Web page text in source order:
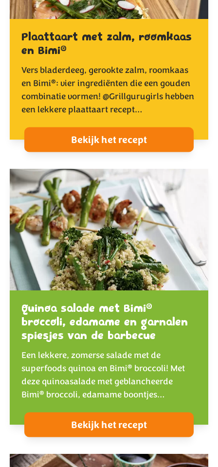
Plaattaart met zalm, roomkaas
en Bimi®
Vers bladerdeeg, gerookte zalm, roomkaas
en Bimi®: vier ingrediënten die een gouden
combinatie vormen! @Grillgurugirls hebben
een lekkere plaattaart recept…
Bekijk het recept
Quinoa salade met Bimi®
broccoli, edamame en garnalen
spiesjes van de barbecue
Een lekkere, zomerse salade met de
superfoods quinoa en Bimi® broccoli! Met
deze quinoasalade met geblancheerde
Bimi® broccoli, edamame boontjes…
Bekijk het recept